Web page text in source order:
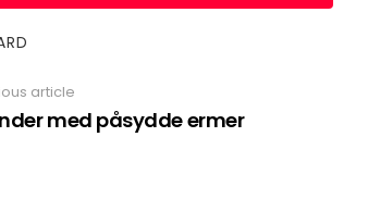
article
med påsydde ermer